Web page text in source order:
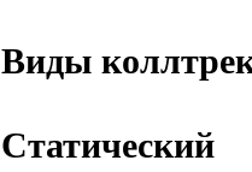
Виды
Статический